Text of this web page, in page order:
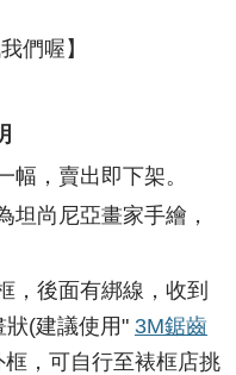
們喔】
幅，賣出即下架。
坦尚尼亞畫家手繪，
，後面有綁線，收到
狀(建議使用" 3M鋸齒
，可自行至裱框店挑